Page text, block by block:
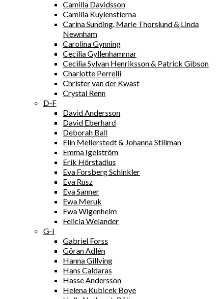
Camilla Davidsson
Camilla Kuylenstierna
Carina Sunding, Marie Thorslund & Linda
Newnham
Carolina Gynning
Cecilia Gyllenhammar
Cecilia Sylvan Henriksson & Patrick Gibson
Charlotte Perrelli
Christer van der Kwast
Crystal Renn
D-F
David Andersson
David Eberhard
Deborah Ball
Elin Mellerstedt & Johanna Stillman
Emma Igelström
Erik Hörstadius
Eva Forsberg Schinkler
Eva Rusz
Eva Sanner
Ewa Meruk
Ewa Wigenheim
Felicia Welander
G-I
Gabriel Forss
Göran Adlén
Hanna Gillving
Hans Caldaras
Hasse Andersson
Helena Kubicek Boye